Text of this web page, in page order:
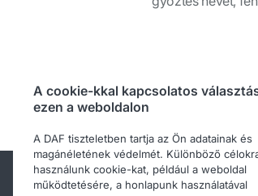
A cookie-kkal kapcsolatos
ezen a weboldalon
A DAF tiszteletben tartja az Ön adatainak és
magánéletének védelmét. Különböző
használunk cookie-kat, például a weboldal
működtetésére, a honlapunk használatával